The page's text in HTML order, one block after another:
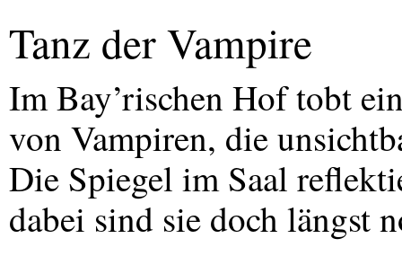
Tanz der Vampire
Im Bay’rischen Hof tobt
von Vampiren, die
Die Spiegel im Saal
dabei sind sie doch längst